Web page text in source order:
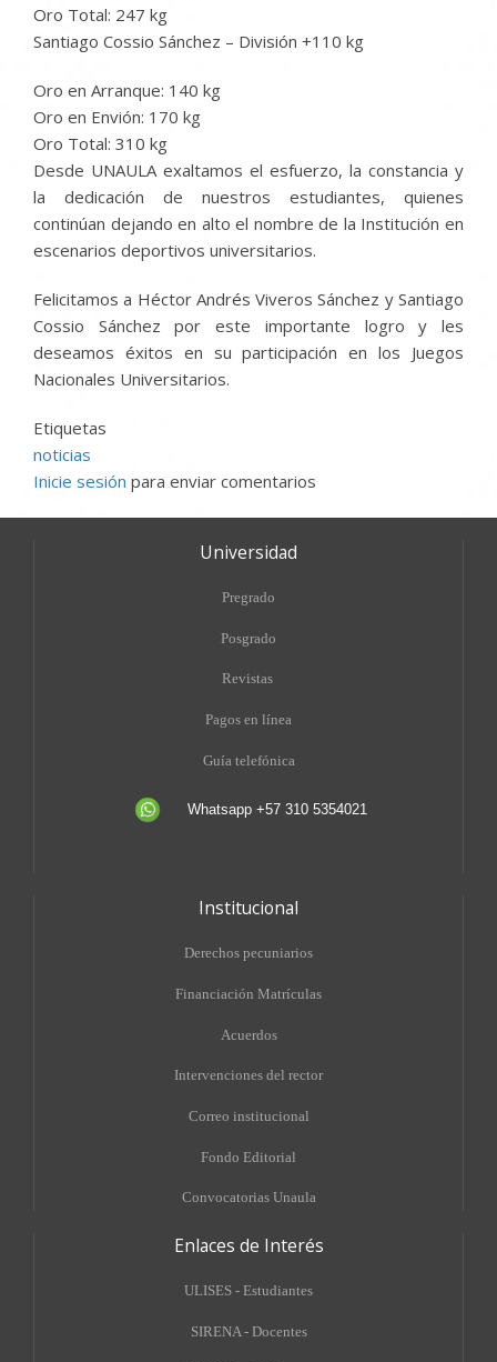
Oro Total: 247 kg
Santiago Cossio Sánchez – División +110 kg
Oro en Arranque: 140 kg
Oro en Envión: 170 kg
Oro Total: 310 kg
Desde UNAULA exaltamos el esfuerzo, la constancia y
la dedicación de nuestros estudiantes, quienes
continúan dejando en alto el nombre de la Institución en
escenarios deportivos universitarios.
Felicitamos a Héctor Andrés Viveros Sánchez y Santiago
Cossio Sánchez por este importante logro y les
deseamos éxitos en su participación en los Juegos
Nacionales Universitarios.
Etiquetas
noticias
Inicie sesión para enviar comentarios
Universidad
Pregrado
Posgrado
Revistas
Pagos en línea
Guía telefónica
Whatsapp +57 310 5354021
Institucional
Derechos pecuniarios
Financiación Matrículas
Acuerdos
Intervenciones del rector
Correo institucional
Fondo Editorial
Convocatorias Unaula
Enlaces de Interés
ULISES - Estudiantes
SIRENA - Docentes